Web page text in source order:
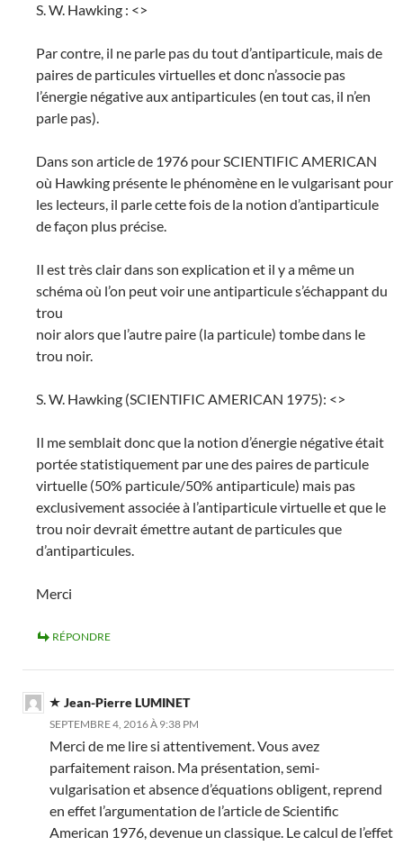
S. W. Hawking : <>
Par contre, il ne parle pas du tout d’antiparticule, mais de
paires de particules virtuelles et donc n’associe pas
l’énergie négative aux antiparticules (en tout cas, il n’en
parle pas).
Dans son article de 1976 pour SCIENTIFIC AMERICAN
où Hawking présente le phénomène en le vulgarisant pour
les lecteurs, il parle cette fois de la notion d’antiparticule
de façon plus précise.
Il est très clair dans son explication et il y a même un
schéma où l’on peut voir une antiparticule s’échappant du
trou
noir alors que l’autre paire (la particule) tombe dans le
trou noir.
S. W. Hawking (SCIENTIFIC AMERICAN 1975): <>
Il me semblait donc que la notion d’énergie négative était
portée statistiquement par une des paires de particule
virtuelle (50% particule/50% antiparticule) mais pas
exclusivement associée à l’antiparticule virtuelle et que le
trou noir devrait émettre autant de particules que
d’antiparticules.
Merci
RÉPONDRE
Jean-Pierre LUMINET
SEPTEMBRE 4, 2016 À 9:38 PM
Merci de me lire si attentivement. Vous avez
parfaitement raison. Ma présentation, semi-
vulgarisation et absence d’équations obligent, reprend
en effet l’argumentation de l’article de Scientific
American 1976, devenue un classique. Le calcul de l’effet